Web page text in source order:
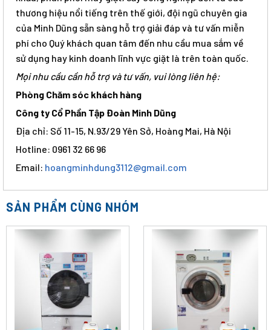
thương hiệu nổi tiếng trên thế giới, đội ngũ chuyên gia
của Minh Dũng sẵn sàng hỗ trợ giải đáp và tư vấn miễn
phí cho Quý khách quan tâm đến nhu cầu mua sắm về
sử dụng hay kinh doanh lĩnh vực giặt là trên toàn quốc.
Mọi nhu cầu cần hỗ trợ và tư vấn, vui lòng liên hệ:
Phòng Chăm sóc khách hàng
Công ty Cổ Phần Tập Đoàn Minh Dũng
Địa chỉ: Số 11-15, N.93/29 Yên Sở, Hoàng Mai, Hà Nội
Hotline: 0961 32 66 96
Email: hoangminhdung3112@gmail.com
SẢN PHẨM CÙNG NHÓM